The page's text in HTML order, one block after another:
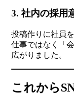
3. 社内の採用
投稿作りに社員
仕事ではなく「
広がりました。
これから